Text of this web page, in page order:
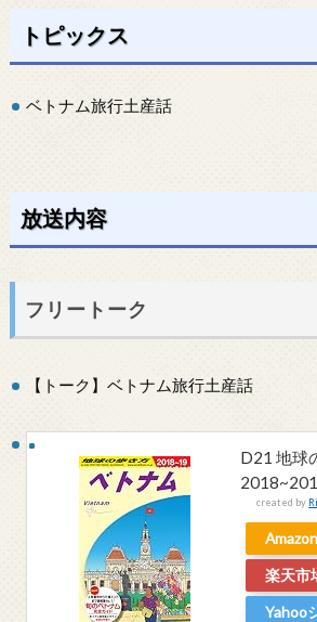
トピックス
ベトナム旅行土産話
放送内容
フリートーク
【トーク】ベトナム旅行土産話
D21 地球
created by
Amazon
楽天市
Yahoo